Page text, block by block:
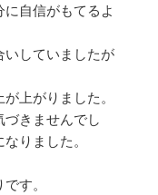
に自信がもてるよ
いしていましたが
上がりました。
づきませんでし
りました。
す。